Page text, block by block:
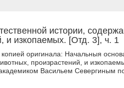
истории,
и изкопаемых. [Отд. 3], ч. 1
оригинала: Начальныя
произрастений, и
Васильем Севергиным